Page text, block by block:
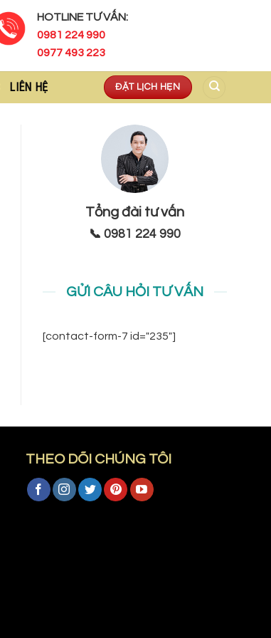
HOTLINE TƯ VẤN:
0981 224 990
0977 493 223
LIÊN HỆ ĐẶT LỊCH HẸN
Tổng đài tư vấn
📞 0981 224 990
GỬI CÂU HỎI TƯ VẤN
[contact-form-7 id="235"]
THEO DÕI CHÚNG TÔI